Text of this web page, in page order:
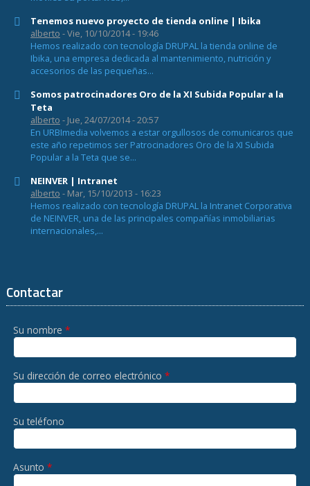
Tenemos nuevo proyecto de tienda online | Ibika
alberto - Vie, 10/10/2014 - 19:46
Hemos realizado con tecnología DRUPAL la tienda online de
Ibika, una empresa dedicada al mantenimiento, nutrición y
accesorios de las pequeñas...
Somos patrocinadores Oro de la XI Subida Popular a la
Teta
alberto - Jue, 24/07/2014 - 20:57
En URBImedia volvemos a estar orgullosos de comunicaros que
este año repetimos ser Patrocinadores Oro de la XI Subida
Popular a la Teta que se...
NEINVER | Intranet
alberto - Mar, 15/10/2013 - 16:23
Hemos realizado con tecnología DRUPAL la Intranet Corporativa
de NEINVER, una de las principales compañías inmobiliarias
internacionales,...
Contactar
Su nombre *
Su dirección de correo electrónico *
Su teléfono
Asunto *